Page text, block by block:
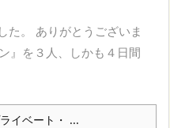
。 ありがとうございま
』を３人、しかも４日間
イベート・ ...